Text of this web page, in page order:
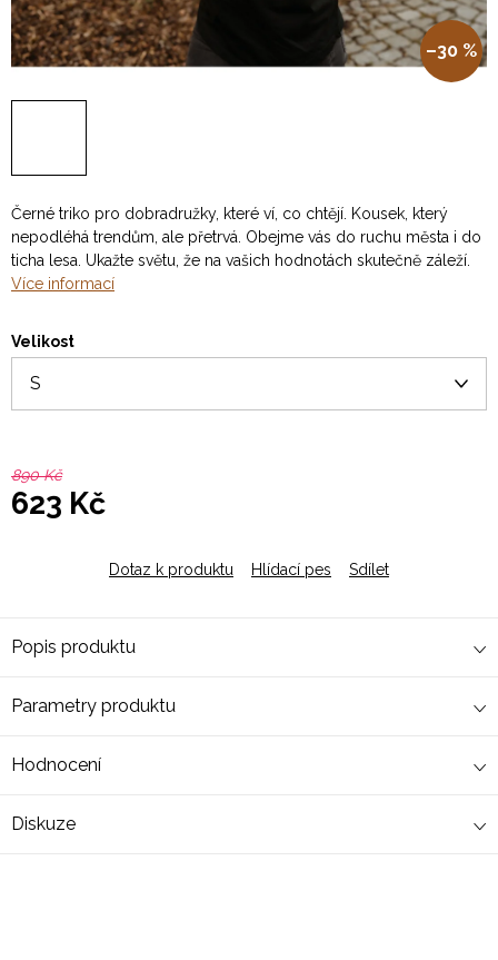
–30 %
Černé triko pro dobradružky, které ví, co chtějí. Kousek, který
nepodléhá trendům, ale přetrvá. Obejme vás do ruchu města i do
ticha lesa. Ukažte světu, že na vašich hodnotách skutečně záleží.
Více informací
Velikost
890 Kč
623 Kč
Dotaz k produktu
Hlídací pes Sdílet
Popis produktu
Parametry produktu
Hodnocení
Diskuze